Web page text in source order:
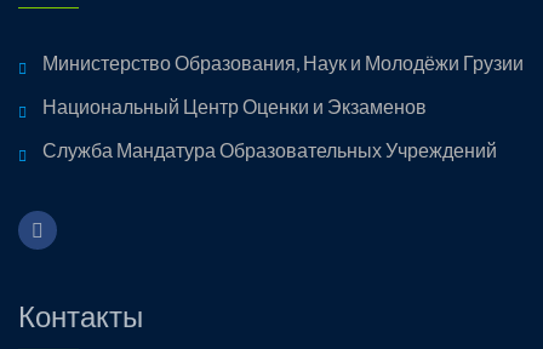
Министерство Образования, Наук и Молодёжи Грузии
Национальный Центр Оценки и Экзаменов
Служба Мандатура Образовательных Учреждений
Контакты